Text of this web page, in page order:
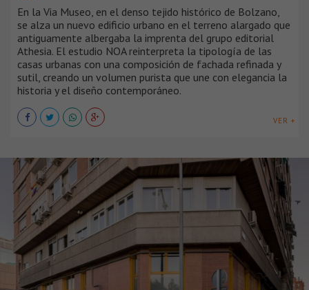
En la Via Museo, en el denso tejido histórico de Bolzano,
se alza un nuevo edificio urbano en el terreno alargado que
antiguamente albergaba la imprenta del grupo editorial
Athesia. El estudio NOA reinterpreta la tipología de las
casas urbanas con una composición de fachada refinada y
sutil, creando un volumen purista que une con elegancia la
historia y el diseño contemporáneo.
VER +